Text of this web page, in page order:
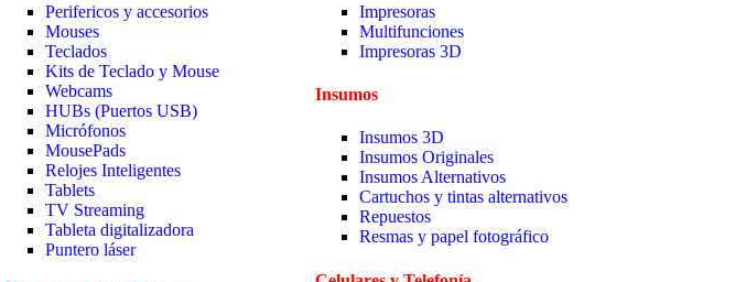
Perifericos y accesorios
Mouses
Teclados
Kits de Teclado y Mouse
Webcams
HUBs (Puertos USB)
Micrófonos
MousePads
Relojes Inteligentes
Tablets
TV Streaming
Tableta digitalizadora
Puntero láser
Impresoras
Multifunciones
Impresoras 3D
Insumos
Insumos 3D
Insumos Originales
Insumos Alternativos
Cartuchos y tintas alternativos
Repuestos
Resmas y papel fotográfico